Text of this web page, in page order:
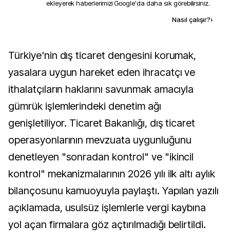
ekleyerek haberlerimizi Google'da daha sık görebilirsiniz.
Nasıl çalışır?›
Türkiye'nin dış ticaret dengesini korumak,
yasalara uygun hareket eden ihracatçı ve
ithalatçıların haklarını savunmak amacıyla
gümrük işlemlerindeki denetim ağı
genişletiliyor. Ticaret Bakanlığı, dış ticaret
operasyonlarının mevzuata uygunluğunu
denetleyen "sonradan kontrol" ve "ikincil
kontrol" mekanizmalarının 2026 yılı ilk altı aylık
bilançosunu kamuoyuyla paylaştı. Yapılan yazılı
açıklamada, usulsüz işlemlerle vergi kaybına
yol açan firmalara göz açtırılmadığı belirtildi.